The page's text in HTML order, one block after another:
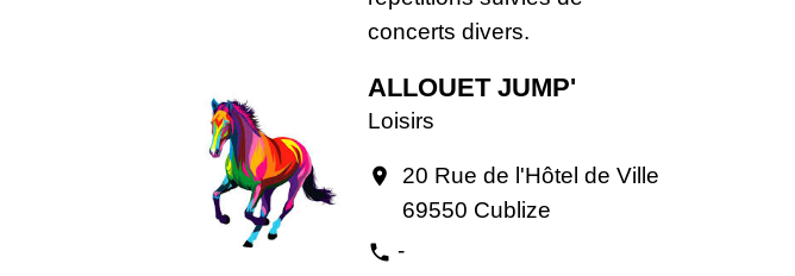
concerts divers.
ALLOUET JUMP'
Loisirs
location_on
20 Rue de l'Hôtel de Ville
69550 Cublize
phone -